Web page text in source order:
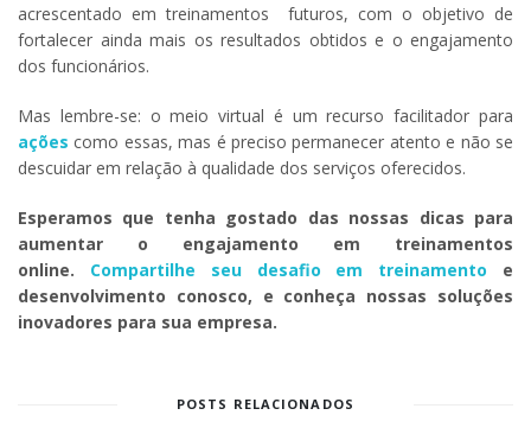
acrescentado em treinamentos futuros, com o objetivo de
fortalecer ainda mais os resultados obtidos e o engajamento
dos funcionários.
Mas lembre-se: o meio virtual é um recurso facilitador para
ações como essas, mas é preciso permanecer atento e não se
descuidar em relação à qualidade dos serviços oferecidos.
Esperamos que tenha gostado das nossas dicas para
aumentar o engajamento em treinamentos
online. Compartilhe seu desafio em treinamento e
desenvolvimento conosco, e conheça nossas soluções
inovadores para sua empresa.
POSTS RELACIONADOS